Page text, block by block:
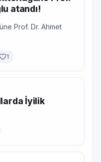
atandı!
Prof. Dr. Ahmet
1
İyilik